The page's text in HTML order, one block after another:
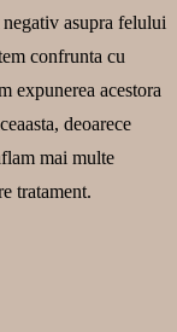
negativ asupra felului
confrunta cu
expunerea acestora
deoarece
mai multe
tratament.